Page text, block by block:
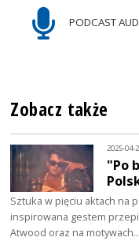
PODCAST
Zobacz także
2025-04-
"Po
Sztuka w pięciu aktach na
inspirowana gestem
Atwood oraz na motywach…